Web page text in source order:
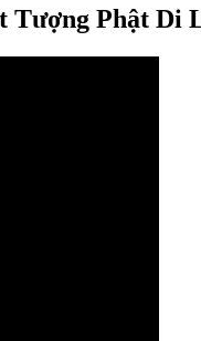
Tượng Phật Di